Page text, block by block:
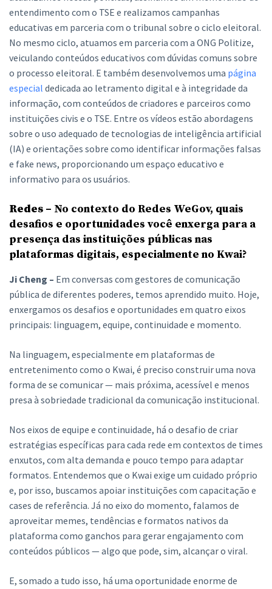
entendimento com o TSE e realizamos campanhas
educativas em parceria com o tribunal sobre o ciclo eleitoral.
No mesmo ciclo, atuamos em parceria com a ONG Politize,
veiculando conteúdos educativos com dúvidas comuns sobre
o processo eleitoral. E também desenvolvemos uma página
especial dedicada ao letramento digital e à integridade da
informação, com conteúdos de criadores e parceiros como
instituições civis e o TSE. Entre os vídeos estão abordagens
sobre o uso adequado de tecnologias de inteligência artificial
(IA) e orientações sobre como identificar informações falsas
e fake news, proporcionando um espaço educativo e
informativo para os usuários.
Redes – No contexto do Redes WeGov, quais
desafios e oportunidades você enxerga para a
presença das instituições públicas nas
plataformas digitais, especialmente no Kwai?
Ji Cheng – Em conversas com gestores de comunicação
pública de diferentes poderes, temos aprendido muito. Hoje,
enxergamos os desafios e oportunidades em quatro eixos
principais: linguagem, equipe, continuidade e momento.
Na linguagem, especialmente em plataformas de
entretenimento como o Kwai, é preciso construir uma nova
forma de se comunicar — mais próxima, acessível e menos
presa à sobriedade tradicional da comunicação institucional.
Nos eixos de equipe e continuidade, há o desafio de criar
estratégias específicas para cada rede em contextos de times
enxutos, com alta demanda e pouco tempo para adaptar
formatos. Entendemos que o Kwai exige um cuidado próprio
e, por isso, buscamos apoiar instituições com capacitação e
cases de referência. Já no eixo do momento, falamos de
aproveitar memes, tendências e formatos nativos da
plataforma como ganchos para gerar engajamento com
conteúdos públicos — algo que pode, sim, alcançar o viral.
E, somado a tudo isso, há uma oportunidade enorme de